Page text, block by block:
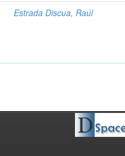
Estrada Discua, Raúl